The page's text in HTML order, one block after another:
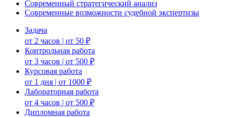
Современный стратегический анализ
Современные возможности судебной экспертизы
Задача
от 2 часов | от 50 ₽
Контрольная работа
от 3 часов | от 500 ₽
Курсовая работа
от 1 дня | от 1000 ₽
Лабораторная работа
от 4 часов | от 500 ₽
Дипломная работа